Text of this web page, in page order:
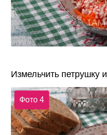
Измельчить петрушку
Фото 4